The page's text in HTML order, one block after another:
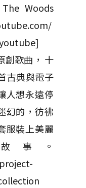
Woods
創歌曲， 十
古典與電子
人想永遠停
幻的，彷彿
服裝上美麗
事。